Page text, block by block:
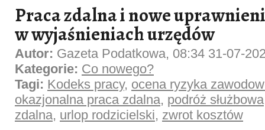
Praca zdalna i nowe
w wyjaśnieniach urzędów
Autor: Gazeta Podatkowa, 08:34 31-07-
Kategorie: Co nowego?
Tagi: Kodeks pracy, ocena ryzyka
okazjonalna praca zdalna, podróż służbowa
zdalna, urlop rodzicielski, zwrot kosztów